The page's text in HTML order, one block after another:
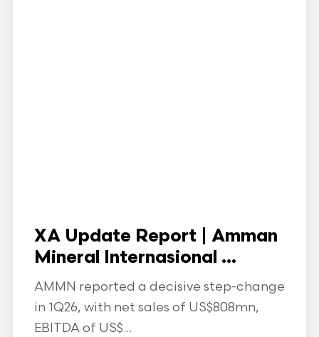
XA Update Report | Amman
Mineral Internasional ...
AMMN reported a decisive step-change
in 1Q26, with net sales of US$808mn,
EBITDA of US$...